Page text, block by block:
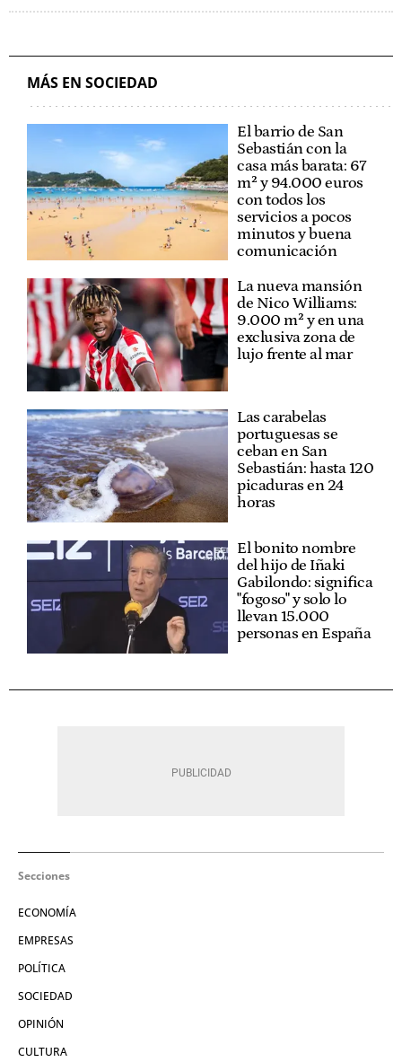
MÁS EN SOCIEDAD
El barrio de San
Sebastián con la
casa más barata: 67
m² y 94.000 euros
con todos los
servicios a pocos
minutos y buena
comunicación
La nueva mansión
de Nico Williams:
9.000 m² y en una
exclusiva zona de
lujo frente al mar
Las carabelas
portuguesas se
ceban en San
Sebastián: hasta 120
picaduras en 24
horas
El bonito nombre
del hijo de Iñaki
Gabilondo: significa
"fogoso" y solo lo
llevan 15.000
personas en España
Secciones
ECONOMÍA
EMPRESAS
POLÍTICA
SOCIEDAD
OPINIÓN
CULTURA